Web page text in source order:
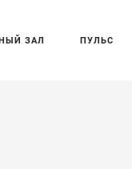
ЗАЛ ПУЛЬС